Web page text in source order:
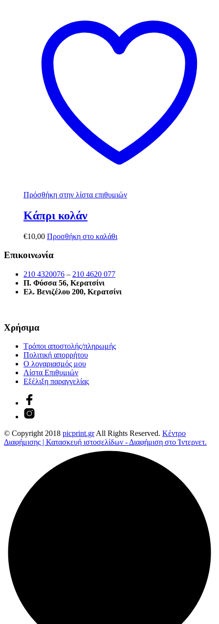
Πρόσθήκη στην λίστα επιθυμιών
Κάπρι κολάν
€10,00 Προσθήκη στο καλάθι
Επικοινωνία
210 4320076 – 210 4620 077
Π. Φύσσα 56, Κερατσίνι
Ελ. Βενιζέλου 200, Κερατσίνι
Χρήσιμα
Τρόποι αποστολής/πληρωμής
Πολιτική απορρήτου
Ο λογαριασμός μου
Λίστα Επιθυμιών
Εξέλιξη παραγγελίας
© Copyright 2018 picprint.grAll Rights Reserved. Κέντρο
Διαφήμισης | Κατασκευή ιστοσελίδων - Διαφήμιση στο Ίντερνετ.